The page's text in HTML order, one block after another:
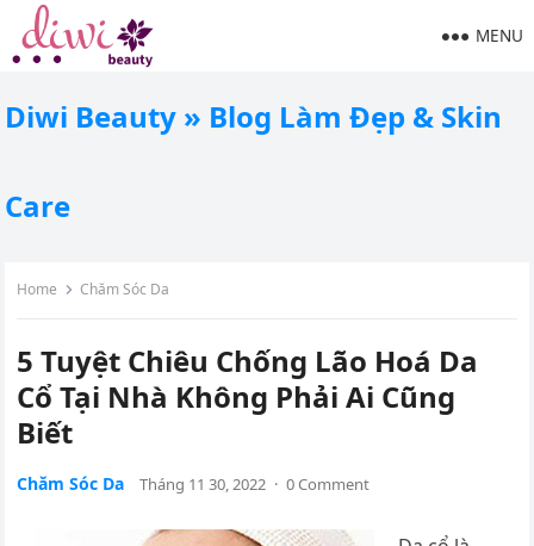
Diwi Beauty » Blog Làm Đẹp & Skin
Care
MENU
Home Chăm Sóc Da
5 Tuyệt Chiêu Chống Lão Hoá Da
Cổ Tại Nhà Không Phải Ai Cũng
Biết
Chăm Sóc Da Tháng 11 30, 2022 · 0 Comment